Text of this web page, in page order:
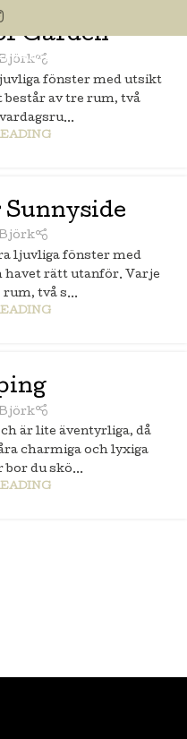
Garden
fönster med utsikt
består av tre rum, två
ljuvliga fönster med
rätt utanför. Varje
rum, två s...
är lite äventyrliga, då
charmiga och lyxiga
du skö...